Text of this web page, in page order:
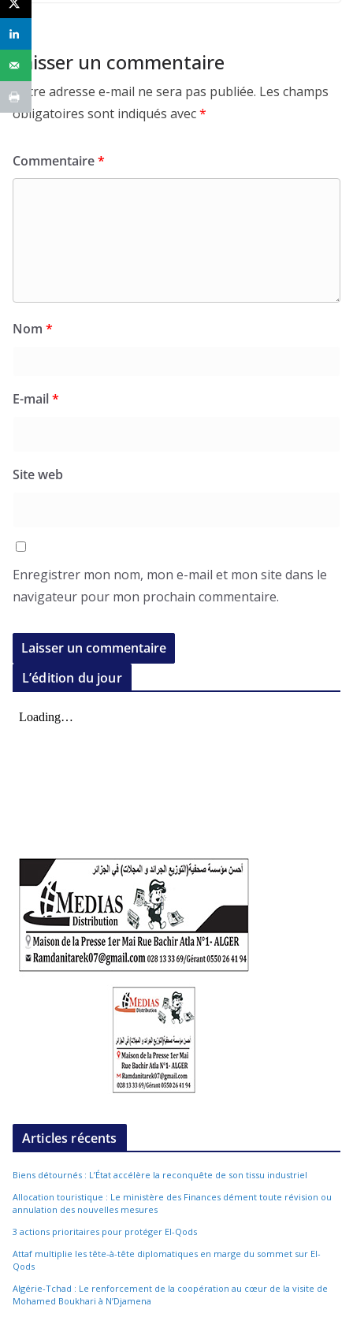
Laisser un commentaire
Votre adresse e-mail ne sera pas publiée. Les champs
obligatoires sont indiqués avec*
Commentaire*
Nom *
E-mail*
Site web
Enregistrer mon nom, mon e-mail et mon site dans le
navigateur pour mon prochain commentaire.
L’édition du jour
Articles récents
Biens détournés : L’État accélère la reconquête de son tissu industriel
Allocation touristique : Le ministère des Finances dément toute révision ou
annulation des nouvelles mesures
3 actions prioritaires pour protéger El-Qods
Attaf multiplie les tête-à-tête diplomatiques en marge du sommet sur El-
Qods
Algérie-Tchad : Le renforcement de la coopération au cœur de la visite de
Mohamed Boukhari à N’Djamena